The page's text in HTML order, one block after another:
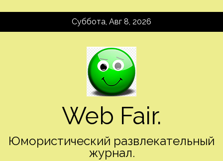
Суббота, Авг 8, 2026
Web Fair.
Юмористический развлекательный
журнал.